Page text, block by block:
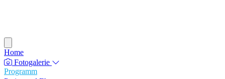
Home
Fotogalerie
Programm